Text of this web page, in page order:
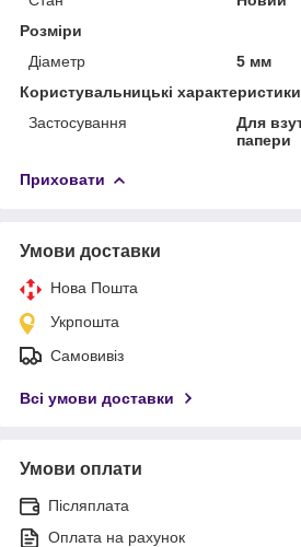
Розміри
Діаметр
5 мм
Користувальницькі характеристики
Застосування
Для
папери
Приховати
Умови доставки
Нова Пошта
Укрпошта
Самовивіз
Всі умови доставки
Умови оплати
Післяплата
Оплата на рахунок